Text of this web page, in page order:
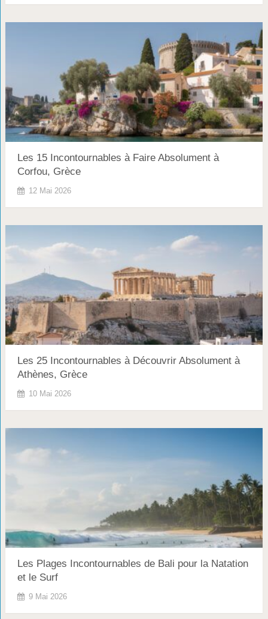
Les 15 Incontournables à Faire Absolument à
Corfou, Grèce
12 Mai 2026
Les 25 Incontournables à Découvrir Absolument à
Athènes, Grèce
10 Mai 2026
Les Plages Incontournables de Bali pour la Natation
et le Surf
9 Mai 2026